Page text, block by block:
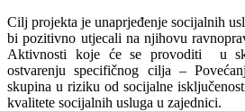
Cilj projekta je unaprjeđenje socijalnih
bi pozitivno utjecali na njihovu
Aktivnosti koje će se provoditi u
ostvarenju specifičnog cilja –
skupina u riziku od socijalne
kvalitete socijalnih usluga u zajednici.